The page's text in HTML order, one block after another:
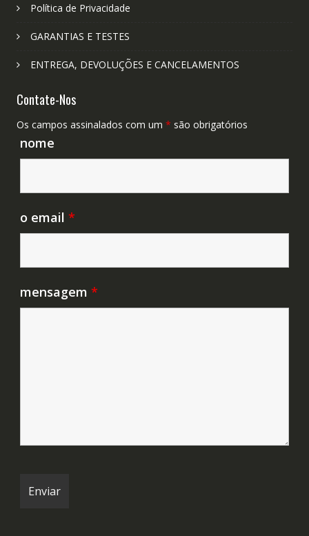
Política de Privacidade
GARANTIAS E TESTES
ENTREGA, DEVOLUÇÕES E CANCELAMENTOS
Contate-Nos
Os campos assinalados com um * são obrigatórios
nome
o email *
mensagem *